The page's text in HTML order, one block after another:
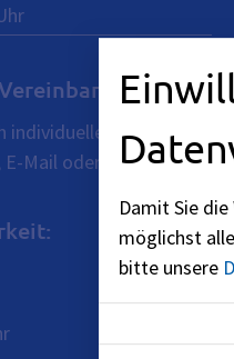
Vereinbarung
Mail oder
Damit Sie
möglichst
bitte unsere